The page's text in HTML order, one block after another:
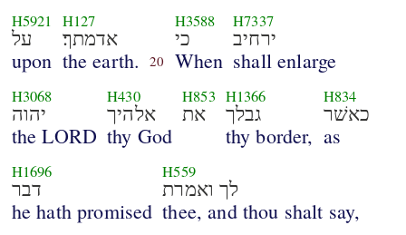
H5921
על
upon
H127
אדמתך׃
the earth. 20
H3588
כי
When
H7337
ירחיב
shall enlarge
H3068
יהוה
the LORD
H430
אלהיך
thy God
H853
את
H1366
גבלך
thy border,
H834
כאשׁר
as
H1696
דבר
he hath promised
H559
לך ואמרת
thee, and thou shalt say,